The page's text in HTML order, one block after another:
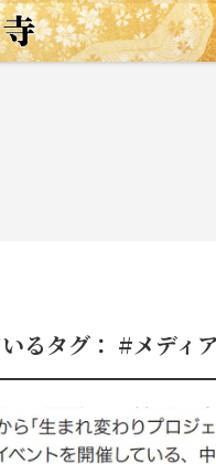
るタグ： #メディ